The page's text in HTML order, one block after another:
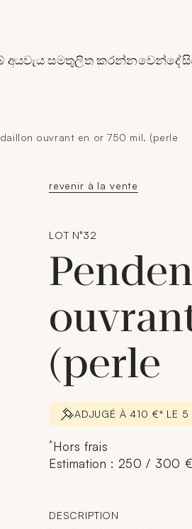
අයවැය සමතුලිත කරන්න
ouvrant en or 750 mil. (perle
revenir à la vente
LOT N°32
(perle
ADJUGÉ À 410 €* LE 5
*Hors frais
Estimation : 250 / 300
DESCRIPTION